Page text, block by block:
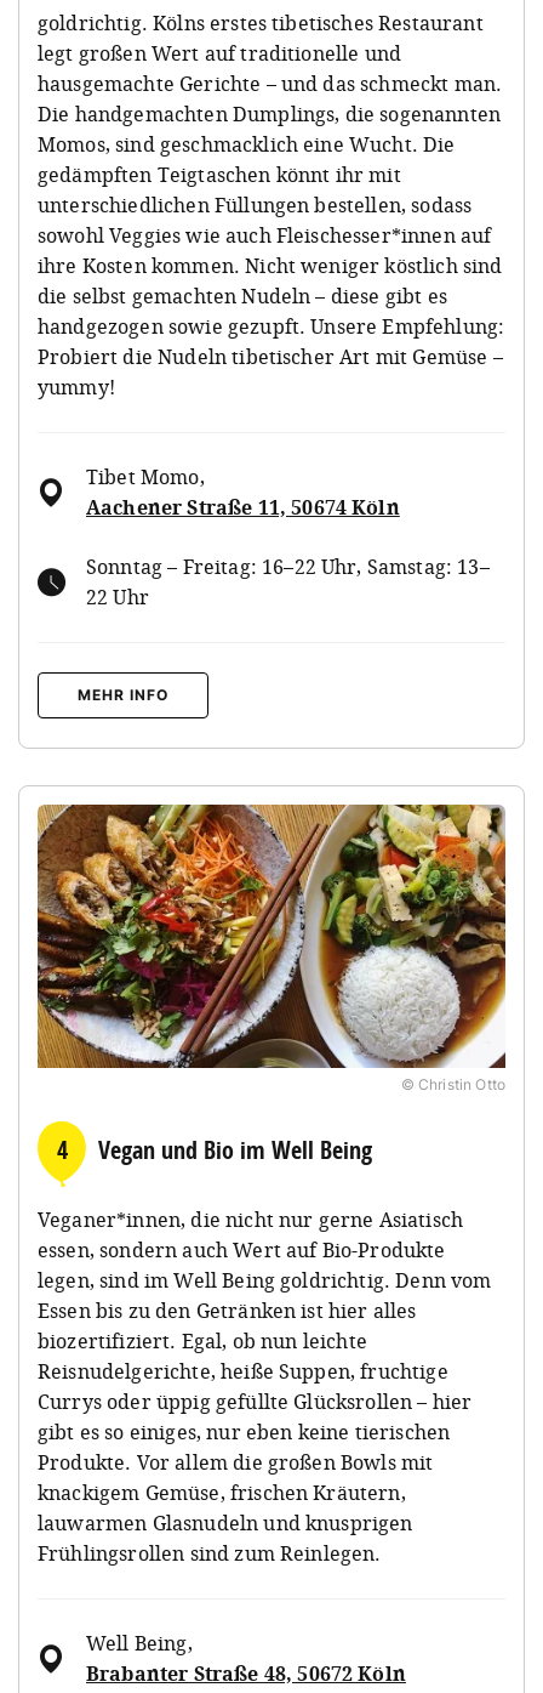
goldrichtig. Kölns erstes tibetisches Restaurant
legt großen Wert auf traditionelle und
hausgemachte Gerichte – und das schmeckt man.
Die handgemachten Dumplings, die sogenannten
Momos, sind geschmacklich eine Wucht. Die
gedämpften Teigtaschen könnt ihr mit
unterschiedlichen Füllungen bestellen, sodass
sowohl Veggies wie auch Fleischesser*innen auf
ihre Kosten kommen. Nicht weniger köstlich sind
die selbst gemachten Nudeln – diese gibt es
handgezogen sowie gezupft. Unsere Empfehlung:
Probiert die Nudeln tibetischer Art mit Gemüse –
yummy!
Tibet Momo,
Aachener Straße 11, 50674 Köln
Sonntag – Freitag: 16–22 Uhr, Samstag: 13–
22 Uhr
MEHR INFO
© Christin Otto
4 Vegan und Bio im Well Being
Veganer*innen, die nicht nur gerne Asiatisch
essen, sondern auch Wert auf Bio-Produkte
legen, sind im Well Being goldrichtig. Denn vom
Essen bis zu den Getränken ist hier alles
biozertifiziert. Egal, ob nun leichte
Reisnudelgerichte, heiße Suppen, fruchtige
Currys oder üppig gefüllte Glücksrollen – hier
gibt es so einiges, nur eben keine tierischen
Produkte. Vor allem die großen Bowls mit
knackigem Gemüse, frischen Kräutern,
lauwarmen Glasnudeln und knusprigen
Frühlingsrollen sind zum Reinlegen.
Well Being,
Brabanter Straße 48, 50672 Köln